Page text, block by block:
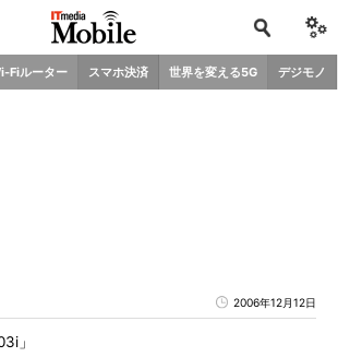
Fiルーター スマホ決済 世界を変える5G デジモノ
2006年12月12日
」